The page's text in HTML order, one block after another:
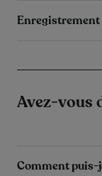
Avez-vous
Comment